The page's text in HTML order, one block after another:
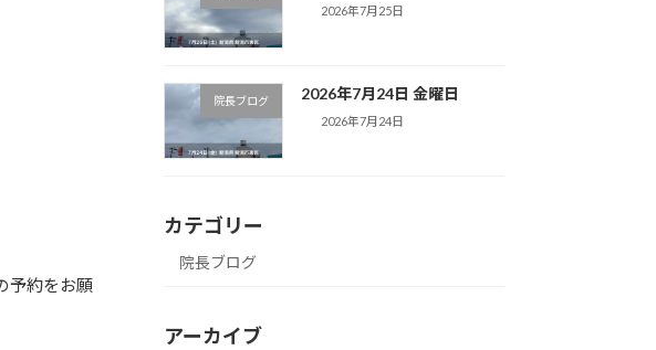
予約をお願
2026年7月25日
院長ブログ 2026年7月24日 金曜日
2026年7月24日
カテゴリー
院長ブログ
アーカイブ